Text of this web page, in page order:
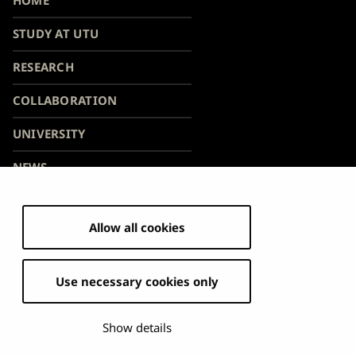
Allow all cookies
Use necessary cookies only
Show details
navigation
at
footer
STUDY AT UTU
RESEARCH
COLLABORATION
UNIVERSITY
NEWS
Turku
Facebook